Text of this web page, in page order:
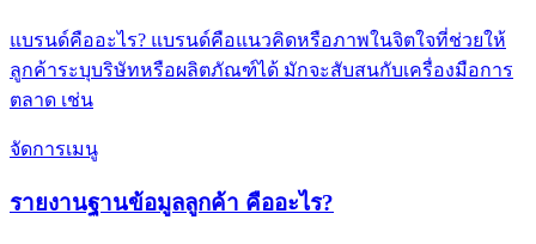
แบรนด์คืออะไร? แบรนด์คือแนวคิดหรือภาพในจิตใจที่ช่วยให้
ลูกค้าระบุบริษัทหรือผลิตภัณฑ์ได้ มักจะสับสนกับเครื่องมือการ
ตลาด เช่น
จัดการเมนู
รายงานฐานข้อมูลลูกค้า คืออะไร?